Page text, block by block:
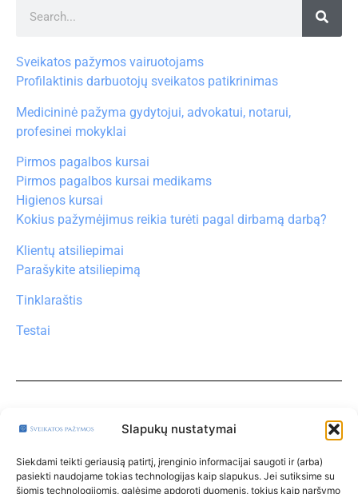
Slapukų nustatymai
Siekdami teikti geriausią patirtį, įrenginio informacijai saugoti ir (arba)
pasiekti naudojame tokias technologijas kaip slapukus. Jei sutiksime su
šiomis technologijomis, galėsime apdoroti duomenis, tokius kaip naršymo
Sveikatos pažymos vairuotojams
Profilaktinis darbuotojų sveikatos patikrinimas
Medicininė pažyma gydytojui, advokatui, notarui,
profesinei mokyklai
Pirmos pagalbos kursai
Pirmos pagalbos kursai medikams
Higienos kursai
Kokius pažymėjimus reikia turėti pagal dirbamą darbą?
Klientų atsiliepimai
Parašykite atsiliepimą
Tinklaraštis
Testai
Klinikos